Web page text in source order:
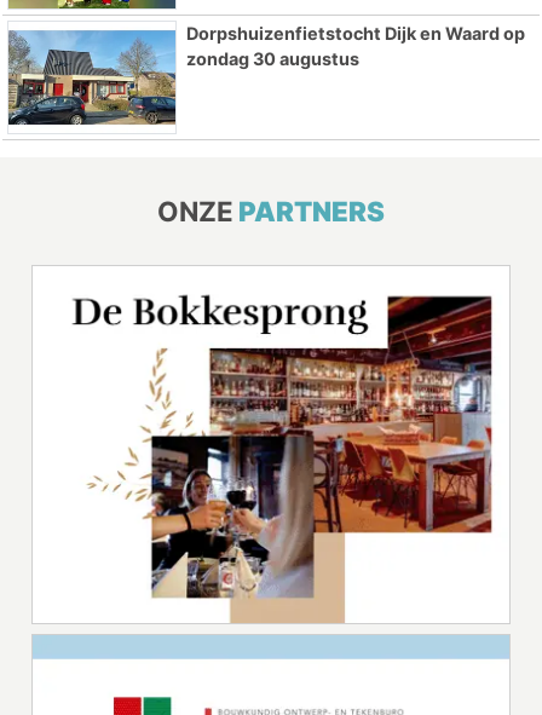
Dorpshuizenfietstocht Dijk en Waard op
zondag 30 augustus
ONZE PARTNERS